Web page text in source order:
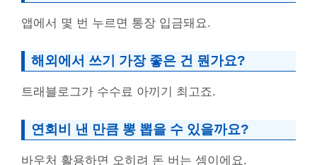
앱에서 몇 번 누르면 통장 입금돼요.
해외에서 쓰기 가장 좋은 건 뭔가요?
트래블로그가 수수료 아끼기 최고죠.
연회비 낸 만큼 뽕 뽑을 수 있을까요?
바우처 활용하면 오히려 돈 버는 셈이에요.